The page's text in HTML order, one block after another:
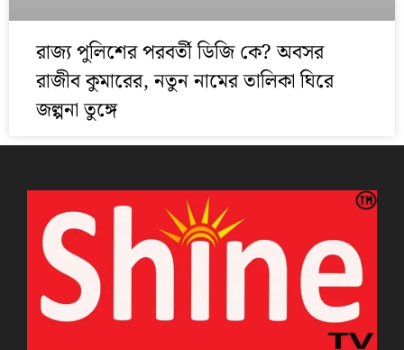
রাজ্য পুলিশের পরবর্তী ডিজি কে? অবসর
রাজীব কুমারের, নতুন নামের তালিকা ঘিরে
জল্পনা তুঙ্গে